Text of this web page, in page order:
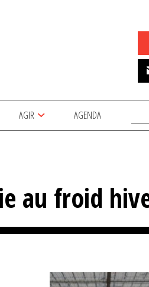
AGIR AGENDA
au froid